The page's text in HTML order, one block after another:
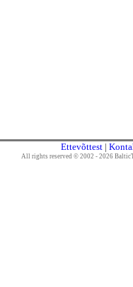
Ettevõttest|
All rights reserved © 2002 - 2026